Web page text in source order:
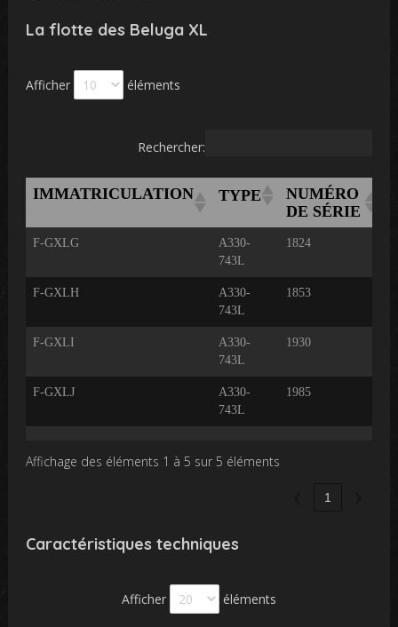
La flotte des Beluga XL
Afficher éléments
Rechercher:
IMMATRICULATION TYPE
NUMÉRO
DE SÉRIE
F-GXLG
A330-
743L
1824
F-GXLH
A330-
743L
1853
F-GXLI
A330-
743L
1930
F-GXLJ
A330-
743L
1985
Affichage des éléments 1 à 5 sur 5 éléments
1
Caractéristiques techniques
Afficher éléments